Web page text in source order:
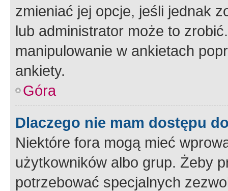
zmieniać jej opcje, jeśli jednak
lub administrator może to
manipulowanie w ankietach
ankiety.
Góra
Dlaczego nie mam dostępu
Niektóre fora mogą mieć
użytkowników albo grup. Żeby
potrzebować specjalnych